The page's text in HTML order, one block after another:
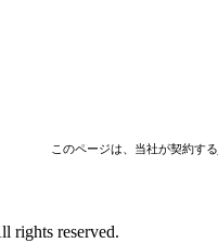
このページは、当社が契約する
rights reserved.